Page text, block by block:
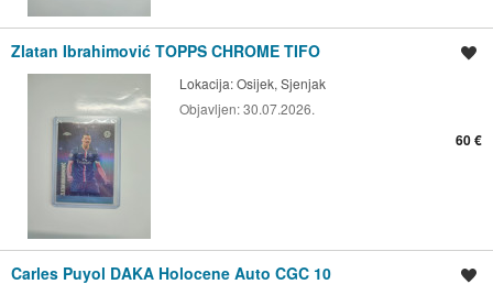
Zlatan Ibrahimović TOPPS CHROME TIFO
Lokacija:Osijek, Sjenjak
Objavljen:30.07.2026.
60 €
Carles Puyol DAKA Holocene Auto CGC 10